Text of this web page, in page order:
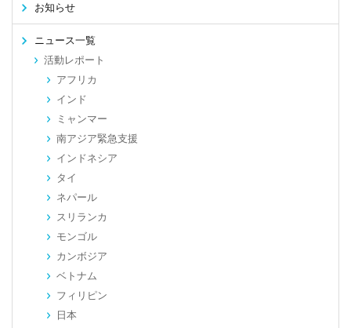
お知らせ
ニュース一覧
活動レポート
アフリカ
インド
ミャンマー
南アジア緊急支援
インドネシア
タイ
ネパール
スリランカ
モンゴル
カンボジア
ベトナム
フィリピン
日本